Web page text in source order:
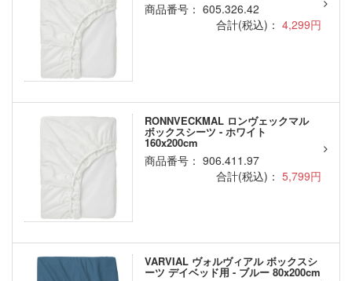
商品番号： 605.326.42
合計(税込)： 4,299円
RONNVECKMAL ロンヴェックマル
ボックスシーツ - ホワイト
160x200cm
商品番号： 906.411.97
合計(税込)： 5,799円
VARVIAL ヴォルヴィアル ボックスシ
ーツ デイベッド用 - ブルー 80x200cm